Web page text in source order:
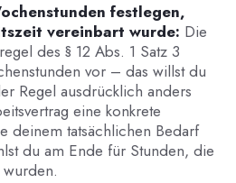
festlegen,
vereinbart wurde: Die
des § 12 Abs. 1 Satz 3
vor – das willst du
Regel ausdrücklich anders
eine konkrete
deinem tatsächlichen Bedarf
du am Ende für Stunden, die